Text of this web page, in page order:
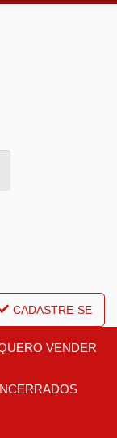
CADASTRE-SE
VENDER